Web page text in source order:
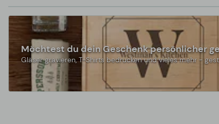
Möchtest du dein Geschenk persönlicher
Gläser gravieren, T-Shirts bedrucken und vieles mehr -